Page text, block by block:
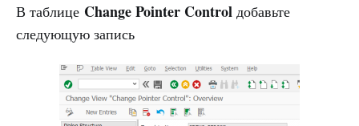
В таблице Change Pointer Control добавьте
следующую запись